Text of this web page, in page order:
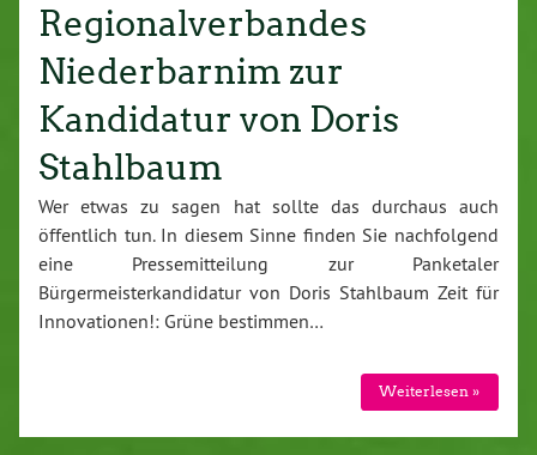
Regionalverbandes
Niederbarnim zur
Kandidatur von Doris
Stahlbaum
Wer etwas zu sagen hat sollte das durchaus auch
öffentlich tun. In diesem Sinne finden Sie nachfolgend
eine Pressemitteilung zur Panketaler
Bürgermeisterkandidatur von Doris Stahlbaum Zeit für
Innovationen!: Grüne bestimmen…
Weiterlesen »